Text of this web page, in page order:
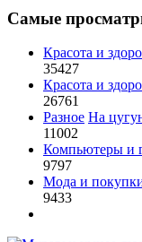
Самые
Красота и
35427
Красота и
26761
Разное На
11002
Компьютеры и
9797
Мода и
9433